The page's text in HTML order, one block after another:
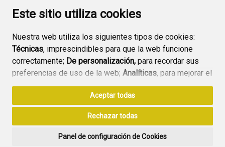
Este sitio utiliza cookies
Nuestra web utiliza los siguientes tipos de cookies:
Técnicas, imprescindibles para que la web funcione
correctamente; De personalización, para recordar sus
preferencias de uso de la web; Analíticas, para mejorar el
funcionamiento de la web y sus servicios.
Si acepta pulsando el botón“Aceptar todas”
consideramos que acepta su uso. Si pulsa el botón
ninguna acción, se guardarán las cookies técnicas
Aceptar todas
Rechazar todas
Panel de configuración de Cookies